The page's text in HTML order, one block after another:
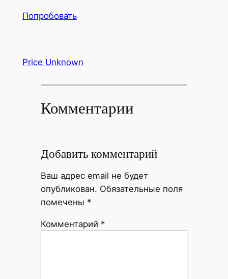
Попробовать
Price Unknown
Комментарии
Добавить комментарий
Ваш адрес email не будет
опубликован. Обязательные поля
помечены *
Комментарий *